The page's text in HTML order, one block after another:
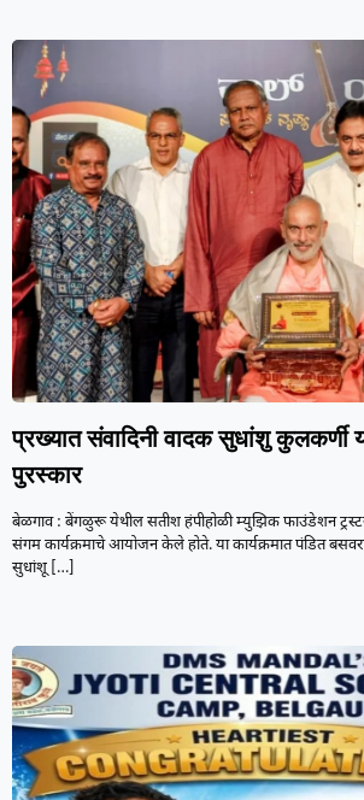
प्रख्यात संवादिनी वादक सुधांशु कुलकर्णी
पुरस्कार
बेळगाव : बेंगळुरू येथील सतीश हंपीहोळी म्युझिक फाउंडेशन ट्रस्टने
संगम कार्यक्रमाचे आयोजन केले होते. या कार्यक्रमात पंडित
सुधांशू […]